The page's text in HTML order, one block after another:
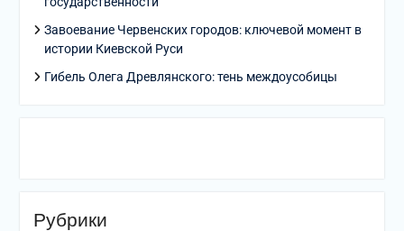
Завоевание Червенских городов: ключевой момент в
истории Киевской Руси
Гибель Олега Древлянского: тень междоусобицы
Рубрики